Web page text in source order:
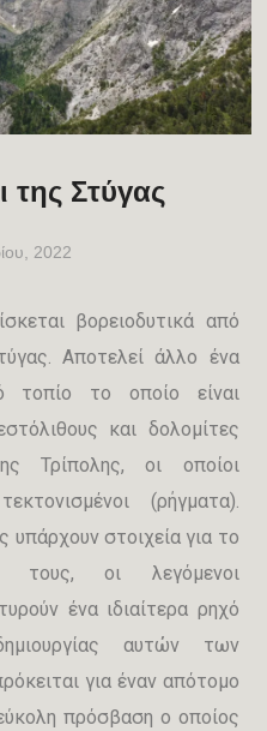
της Στύγας
2022
βορειοδυτικά από
Αποτελεί άλλο ένα
τοπίο το οποίο είναι
και δολομίτες
Τρίπολης, οι οποίοι
(ρήγματα).
στοιχεία για το
τους, οι λεγόμενοι
ένα ιδιαίτερα ρηχό
αυτών των
για έναν απότομο
πρόσβαση ο οποίος